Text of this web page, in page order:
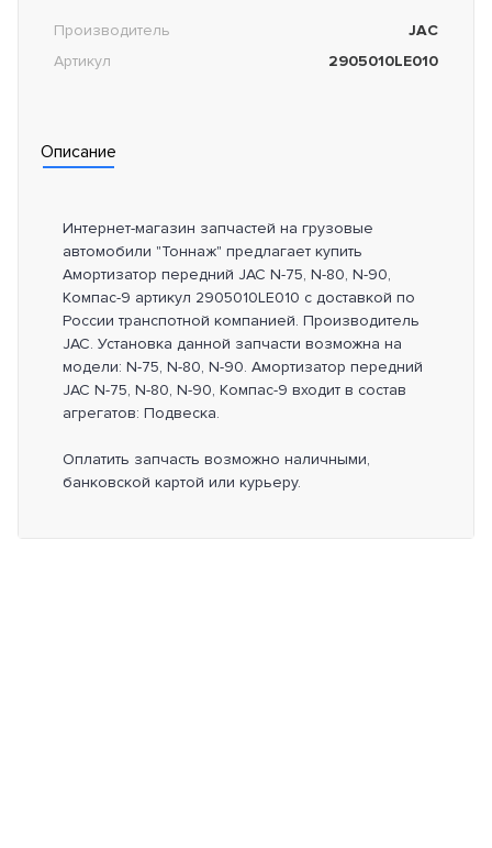
Производитель
JAC
Артикул
2905010LE010
Описание
Интернет-магазин запчастей на грузовые
автомобили "Тоннаж" предлагает купить
Амортизатор передний JAC N-75, N-80, N-90,
Компас-9 артикул 2905010LE010 с доставкой по
России транспотной компанией. Производитель
JAC. Установка данной запчасти возможна на
модели: N-75, N-80, N-90. Амортизатор передний
JAC N-75, N-80, N-90, Компас-9 входит в состав
агрегатов: Подвеска.
Оплатить запчасть возможно наличными,
банковской картой или курьеру.